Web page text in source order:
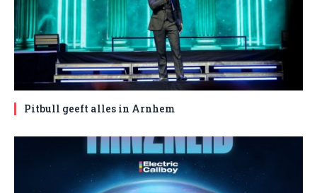
Pitbull geeft alles in Arnhem